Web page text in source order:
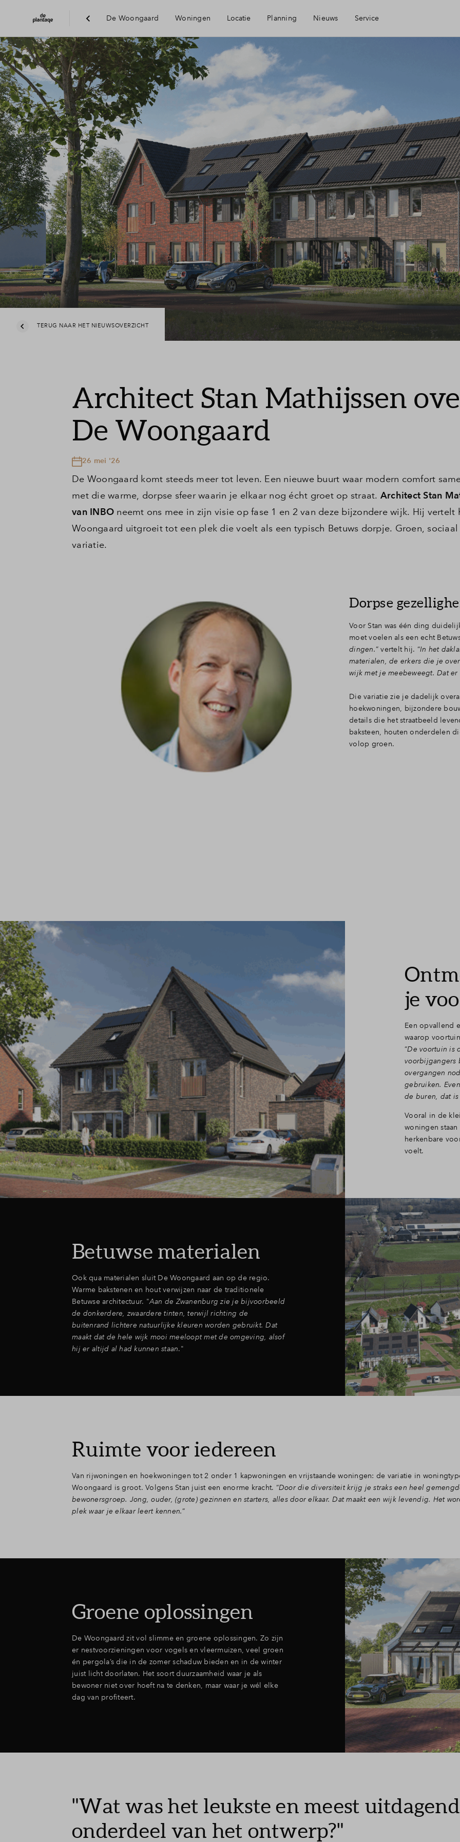
De Woongaard Woningen Locatie
Bereikbaarheid
Voorzieningen
Duurzaamheid
Planning Nieuws Service
Financiele check
Financiering
Toewijzing
Woning kopen
Leeswijzer
Veelgestelde vragen
Contact
TERUG NAAR HET NIEUWSOVERZICHT
Architect Stan Mathijssen
De Woongaard
26 mei '26
De Woongaard komt steeds meer tot leven. Een nieuwe buurt waar modern comfort
met die warme, dorpse sfeer waarin je elkaar nog écht groet op straat. Architect Stan
van INBO neemt ons mee in zijn visie op fase 1 en 2 van deze bijzondere wijk. Hij vertelt
Woongaard uitgroeit tot een plek die voelt als een typisch Betuws dorpje. Groen,
variatie.
Dorpse
Voor Stan was één ding
moet voelen als een echt
dingen.” vertelt hij. “In het
materialen, de erkers die je
wijk met je meebeweegt. Dat
Die variatie zie je dadelijk
hoekwoningen, bijzondere
details die het straatbeeld
baksteen, houten onderdelen
volop groen.
je
Een opvallend
waarop
“De voortuin is
voorbijgangers
overgangen
gebruiken.
de buren, dat is
Vooral in de
woningen
herkenbare
voelt.
Betuwse materialen
Ook qua materialen sluit De Woongaard aan op de regio.
Warme bakstenen en hout verwijzen naar de traditionele
Betuwse architectuur. "Aan de Zwanenburg zie je bijvoorbeeld
de donkerdere, zwaardere tinten, terwijl richting de
buitenrand lichtere natuurlijke kleuren worden gebruikt. Dat
maakt dat de hele wijk mooi meeloopt met de omgeving, alsof
hij er altijd al had kunnen staan."
Ruimte voor iedereen
Van rijwoningen en hoekwoningen tot 2 onder 1 kapwoningen en vrijstaande woningen: de variatie in
Woongaard is groot. Volgens Stan juist een enorme kracht. “Door die diversiteit krijg je straks een heel
bewonersgroep. Jong, ouder, (grote) gezinnen en starters, alles door elkaar. Dat maakt een wijk levendig. Het
plek waar je elkaar leert kennen.”
Groene oplossingen
De Woongaard zit vol slimme en groene oplossingen. Zo zijn
er nestvoorzieningen voor vogels en vleermuizen, veel groen
én pergola’s die in de zomer schaduw bieden en in de winter
juist licht doorlaten. Het soort duurzaamheid waar je als
bewoner niet over hoeft na te denken, maar waar je wél elke
dag van profiteert.
"Wat was het leukste en meest
onderdeel van het ontwerp?"